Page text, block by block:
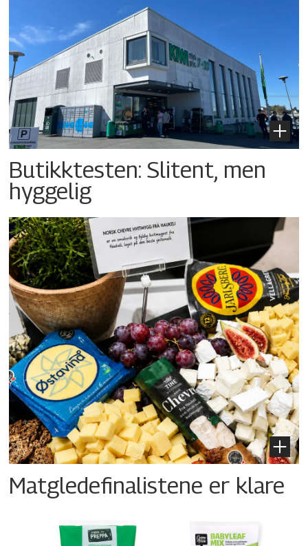
Butikktesten: Slitent, men
hyggelig
Matgledefinalistene er klare